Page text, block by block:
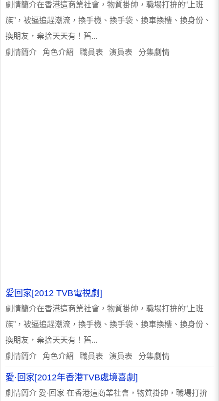
劇情簡介在香港這商業社會，物質掛帥，職場打拚的“上班
族”，被逼追趕潮流，換手機、換手袋、換車換樓、換身份、
換朋友，棄捨天天有！舊...
劇情簡介 角色介紹 職員表 演員表 分集劇情
愛回家[2012 TVB電視劇]
劇情簡介在香港這商業社會，物質掛帥，職場打拚的“上班
族”，被逼追趕潮流，換手機、換手袋、換車換樓、換身份、
換朋友，棄捨天天有！舊...
劇情簡介 角色介紹 職員表 演員表 分集劇情
愛·回家[2012年香港TVB處境喜劇]
劇情簡介 愛·回家 在香港這商業社會，物質掛帥，職場打拚